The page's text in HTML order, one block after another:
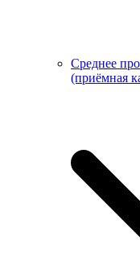
Среднее
(приёмная